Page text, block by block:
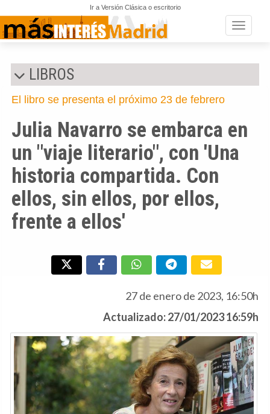
Ir a Versión Clásica o escritorio
Toggle
LIBROS
El libro se presenta el próximo 23 de febrero
Julia Navarro se embarca en
un "viaje literario", con 'Una
historia compartida. Con
ellos, sin ellos, por ellos,
frente a ellos'
27 de enero de 2023, 16:50h
Actualizado: 27/01/2023 16:59h